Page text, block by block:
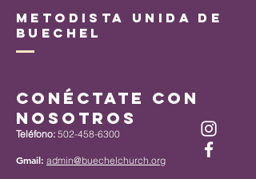
Metodista Unida de
Buechel
Conéctate con
nosotros
Teléfono: 502-458-6300
Gmail: admin@buechelchurch.org